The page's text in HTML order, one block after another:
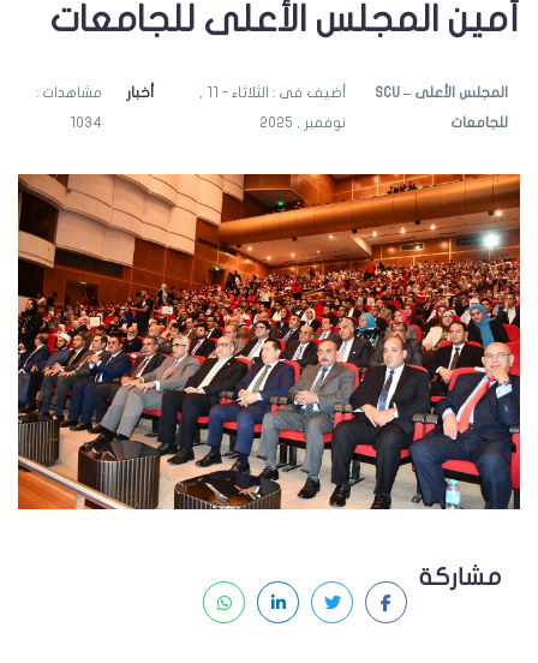
أمين المجلس الأعلى للجامعات
SCU – المجلس الأعلى
للجامعات نوفمبر , 2025
أخبار مشاهدات :
1034
مشاركة